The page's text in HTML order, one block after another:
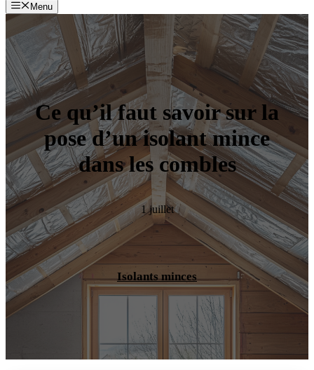
Menu
Ce qu’il faut savoir sur la
pose d’un isolant mince
dans les combles
1 juillet
Isolants minces